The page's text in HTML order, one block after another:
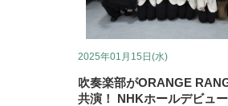
2025年01月15日(水)
吹奏楽部がORANGE
共演！ NHKホールデビュー